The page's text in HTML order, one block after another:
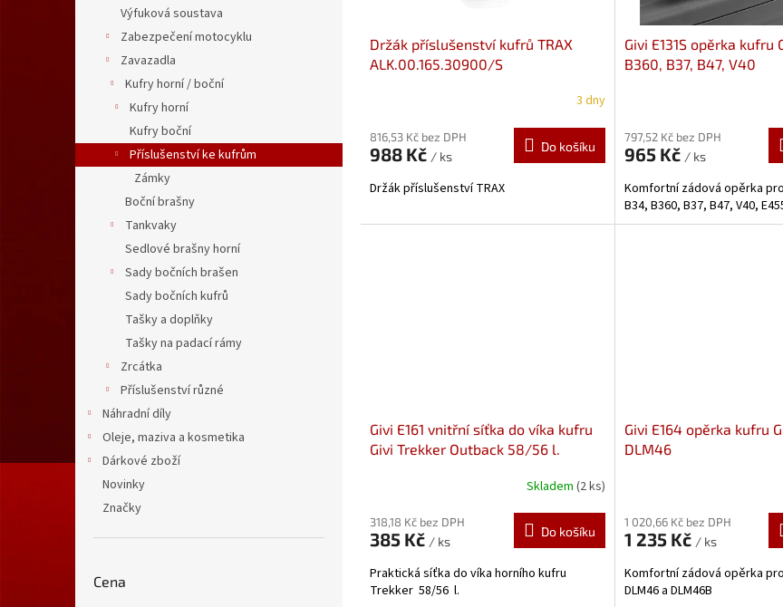
Výfuková soustava
Zabezpečení motocyklu
Zavazadla
Kufry horní / boční
Kufry horní
Kufry boční
Příslušenství ke kufrům
Zámky
Boční brašny
Tankvaky
Sedlové brašny horní
Sady bočních brašen
Sady bočních kufrů
Tašky a doplňky
Tašky na padací rámy
Zrcátka
Příslušenství různé
Náhradní díly
Oleje, maziva a kosmetika
Dárkové zboží
Novinky
Značky
Cena
Držák příslušenství kufrů TRAX
ALK.00.165.30900/S
3 dny
816,53 Kč bez DPH
988 Kč / ks
Do košíku
Držák příslušenství TRAX
Givi E131S opěrka kufru
B360, B37, B47, V40
797,52 Kč bez DPH
965 Kč / ks
Komfortní zádová opěrka
B34, B360, B37, B47, V40,
Givi E161 vnitřní síťka do víka kufru
Givi Trekker Outback 58/56 l.
Skladem (2 ks)
318,18 Kč bez DPH
385 Kč / ks
Do košíku
Praktická síťka do víka horního kufru
Trekker 58/56 l.
Givi E164 opěrka kufru
DLM46
1 020,66 Kč bez DPH
1 235 Kč / ks
Komfortní zádová opěrka
DLM46 a DLM46B